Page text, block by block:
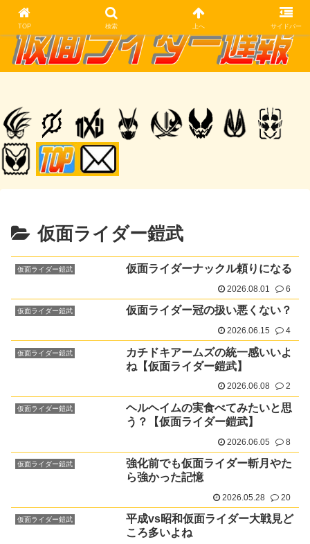
仮面ライダー鎧武
仮面ライダー鎧武 仮面ライダーナックル頼りになる
2026.08.01 6
仮面ライダー鎧武 仮面ライダー冠の扱い悪くない？
2026.06.15 4
仮面ライダー鎧武
カチドキアームズの統一感いいよ
ね【仮面ライダー鎧武】
2026.06.08 2
仮面ライダー鎧武
ヘルヘイムの実食べてみたいと思
う？【仮面ライダー鎧武】
2026.06.05 8
仮面ライダー鎧武
強化前でも仮面ライダー斬月やた
ら強かった記憶
2026.05.28 20
仮面ライダー鎧武
平成vs昭和仮面ライダー大戦見ど
ころ多いよね
TOP 検索 上へ サイドバー